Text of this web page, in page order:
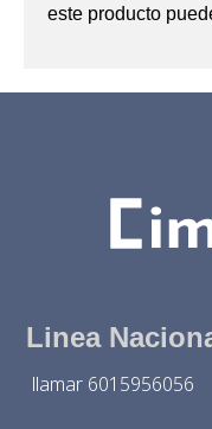
este producto
Linea
llamar 6015956056